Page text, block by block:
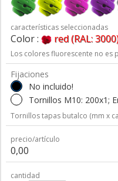
características seleccionadas
Color : red (RAL:
Los colores fluorescente no es
Fijaciones
No incluido!
Tornillos M10: 200x1;
Tornillos tapas butalco (mm x
precio/artículo
0,00
cantidad